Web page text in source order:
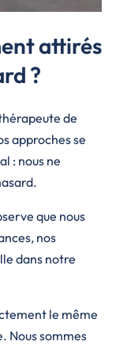
attirés
?
de
approches se
: nous ne
que nous
nos
dans notre
le même
Nous sommes